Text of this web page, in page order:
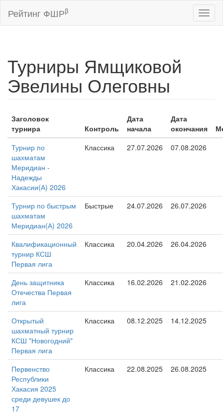
Рейтинг ФШРβ
Турниры Ямщиковой
Эвелины Олеговны
Заголовок
турнира
Контроль
Дата
начала
Дата
окончания
Турнир по
шахматам
Меридиан -
Надежды
Хакасии(А) 2026
Классика 27.07.2026 07.08.2026
Турнир по быстрым
шахматам
Меридиан(А) 2026
Быстрые 24.07.2026 26.07.2026
Квалификационный
турнир КСШ
Первая лига
Классика 20.04.2026 26.04.2026
День защитника
Отечества Первая
лига
Классика 16.02.2026 21.02.2026
Открытый
шахматный турнир
КСШ "Новогодний"
Первая лига
Классика 08.12.2025 14.12.2025
Первенство
Республики
Хакасия 2025
среди девушек до
17
Классика 22.08.2025 26.08.2025